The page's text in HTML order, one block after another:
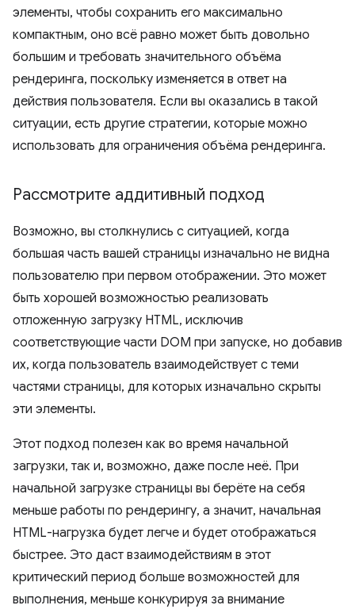
элементы, чтобы сохранить его максимально
компактным, оно всё равно может быть довольно
большим и требовать значительного объёма
рендеринга, поскольку изменяется в ответ на
действия пользователя. Если вы оказались в такой
ситуации, есть другие стратегии, которые можно
использовать для ограничения объёма рендеринга.
Рассмотрите аддитивный подход
Возможно, вы столкнулись с ситуацией, когда
большая часть вашей страницы изначально не видна
пользователю при первом отображении. Это может
быть хорошей возможностью реализовать
отложенную загрузку HTML, исключив
соответствующие части DOM при запуске, но добавив
их, когда пользователь взаимодействует с теми
частями страницы, для которых изначально скрыты
эти элементы.
Этот подход полезен как во время начальной
загрузки, так и, возможно, даже после неё. При
начальной загрузке страницы вы берёте на себя
меньше работы по рендерингу, а значит, начальная
HTML-нагрузка будет легче и будет отображаться
быстрее. Это даст взаимодействиям в этот
критический период больше возможностей для
выполнения, меньше конкурируя за внимание